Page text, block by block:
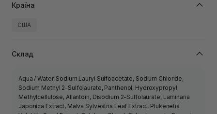
Країна
США
Склад
Aqua / Water, Sodium Lauryl Sulfoacetate, Sodium Chloride,
Sodium Methyl 2-Sulfolaurate, Panthenol, Hydroxypropyl
Methylcellulose, Allantoin, Disodium 2-Sulfolaurate, Laminaria
Japonica Extract, Malva Sylvestris Leaf Extract, Plukenetia